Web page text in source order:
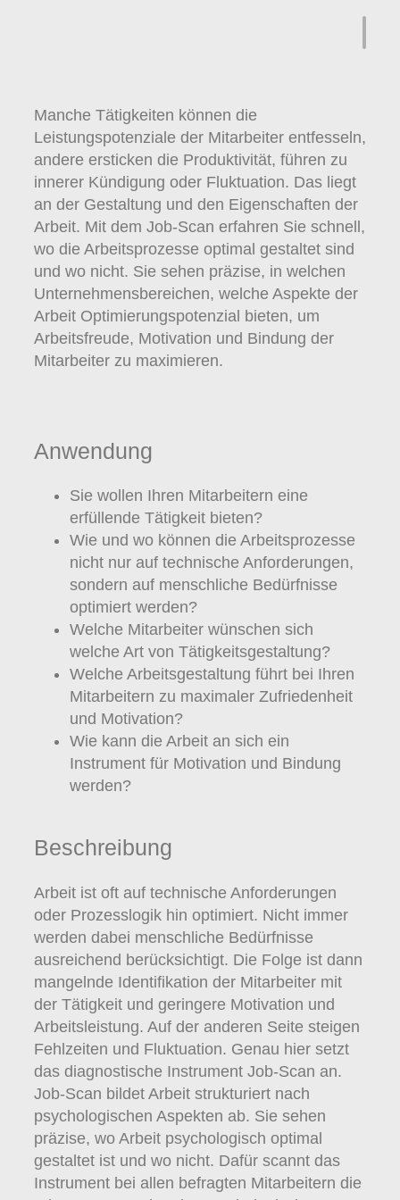
Manche Tätigkeiten können die
Leistungspotenziale der Mitarbeiter entfesseln,
andere ersticken die Produktivität, führen zu
innerer Kündigung oder Fluktuation. Das liegt
an der Gestaltung und den Eigenschaften der
Arbeit. Mit dem Job-Scan erfahren Sie schnell,
wo die Arbeitsprozesse optimal gestaltet sind
und wo nicht. Sie sehen präzise, in welchen
Unternehmensbereichen, welche Aspekte der
Arbeit Optimierungspotenzial bieten, um
Arbeitsfreude, Motivation und Bindung der
Mitarbeiter zu maximieren.
Anwendung
Sie wollen Ihren Mitarbeitern eine
erfüllende Tätigkeit bieten?
Wie und wo können die Arbeitsprozesse
nicht nur auf technische Anforderungen,
sondern auf menschliche Bedürfnisse
optimiert werden?
Welche Mitarbeiter wünschen sich
welche Art von Tätigkeitsgestaltung?
Welche Arbeitsgestaltung führt bei Ihren
Mitarbeitern zu maximaler Zufriedenheit
und Motivation?
Wie kann die Arbeit an sich ein
Instrument für Motivation und Bindung
werden?
Beschreibung
Arbeit ist oft auf technische Anforderungen
oder Prozesslogik hin optimiert. Nicht immer
werden dabei menschliche Bedürfnisse
ausreichend berücksichtigt. Die Folge ist dann
mangelnde Identifikation der Mitarbeiter mit
der Tätigkeit und geringere Motivation und
Arbeitsleistung. Auf der anderen Seite steigen
Fehlzeiten und Fluktuation. Genau hier setzt
das diagnostische Instrument Job-Scan an.
Job-Scan bildet Arbeit strukturiert nach
psychologischen Aspekten ab. Sie sehen
präzise, wo Arbeit psychologisch optimal
gestaltet ist und wo nicht. Dafür scannt das
Instrument bei allen befragten Mitarbeitern die